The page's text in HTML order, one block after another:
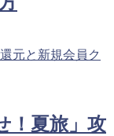
！夏旅」攻